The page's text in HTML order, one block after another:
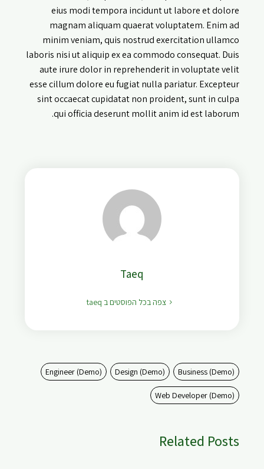
eius modi tempora incidunt ut labore et dolore
magnam aliquam quaerat voluptatem. Enim ad
minim veniam, quis nostrud exercitation ullamco
laboris nisi ut aliquip ex ea commodo consequat. Duis
aute irure dolor in reprehenderit in voluptate velit
esse cillum dolore eu fugiat nulla pariatur. Excepteur
sint occaecat cupidatat non proident, sunt in culpa
qui officia deserunt mollit anim id est laborum.
Taeq
צפה בכל הפוסטים ב taeq
Business (Demo)
Design (Demo)
Engineer (Demo)
Web Developer (Demo)
Related Posts